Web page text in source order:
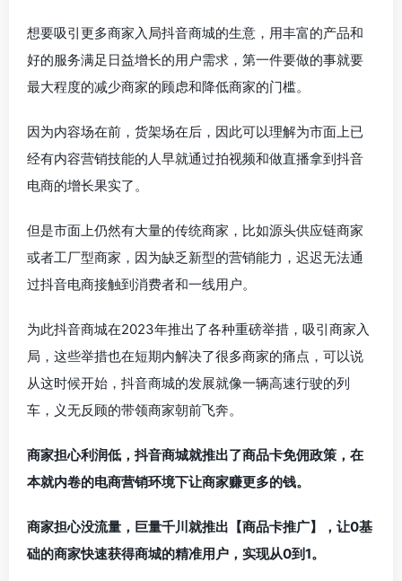
想要吸引更多商家入局抖音商城的生意，用丰富的产品和
好的服务满足日益增长的用户需求，第一件要做的事就要
最大程度的减少商家的顾虑和降低商家的门槛。
因为内容场在前，货架场在后，因此可以理解为市面上已
经有内容营销技能的人早就通过拍视频和做直播拿到抖音
电商的增长果实了。
但是市面上仍然有大量的传统商家，比如源头供应链商家
或者工厂型商家，因为缺乏新型的营销能力，迟迟无法通
过抖音电商接触到消费者和一线用户。
为此抖音商城在2023年推出了各种重磅举措，吸引商家入
局，这些举措也在短期内解决了很多商家的痛点，可以说
从这时候开始，抖音商城的发展就像一辆高速行驶的列
车，义无反顾的带领商家朝前飞奔。
商家担心利润低，抖音商城就推出了商品卡免佣政策，在
本就内卷的电商营销环境下让商家赚更多的钱。
商家担心没流量，巨量千川就推出【商品卡推广】，让0基
础的商家快速获得商城的精准用户，实现从0到1。